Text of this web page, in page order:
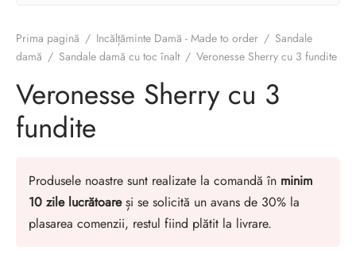
Prima pagină / Incălțăminte Damă - Made to order / Sandale
damă / Sandale damă cu toc înalt / Veronesse Sherry cu 3 fundite
Veronesse Sherry cu 3
fundite
Produsele noastre sunt realizate la comandă în minim
10 zile lucrătoareși se solicită un avans de 30% la
plasarea comenzii, restul fiind plătit la livrare.